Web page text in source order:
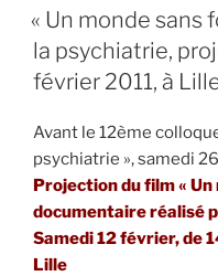
LE
« Un monde sans
la psychiatrie,
février 2011, à
Avant le 12ème
psychiatrie », samedi
Projection du film « Un
documentaire réalisé
Samedi 12 février, de
Lille